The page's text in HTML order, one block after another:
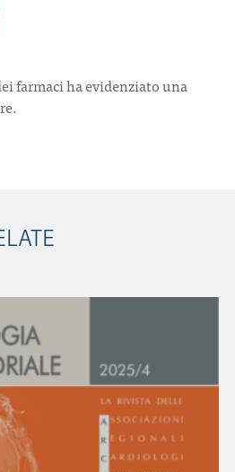
farmaci ha evidenziato una